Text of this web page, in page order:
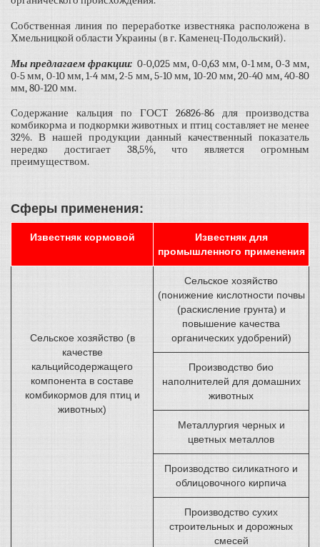
Собственная линия по переработке известняка расположена в
Хмельницкой области Украины (в г. Каменец-Подольский).
Мы предлагаем фракции: 0-0,025 мм, 0-0,63 мм, 0-1 мм, 0-3 мм,
0-5 мм, 0-10 мм, 1-4 мм, 2-5 мм, 5-10 мм, 10-20 мм, 20-40 мм, 40-80
мм, 80-120 мм.
Содержание кальция по ГОСТ 26826-86 для производства
комбикорма и подкормки животных и птиц составляет не менее
32%. В нашей продукции данный качественный показатель
нередко достигает 38,5%, что является огромным
преимуществом.
Сферы применения:
Известняк кормовой
Известняк для
промышленного применения
Сельское хозяйство (в
качестве
кальцийсодержащего
компонента в составе
комбикормов для птиц и
животных)
Сельское хозяйство
(понижение кислотности почвы
(раскисление грунта) и
повышение качества
органических удобрений)
Производство био
наполнителей для домашних
животных
Металлургия черных и
цветных металлов
Производство силикатного и
облицовочного кирпича
Производство сухих
строительных и дорожных
смесей